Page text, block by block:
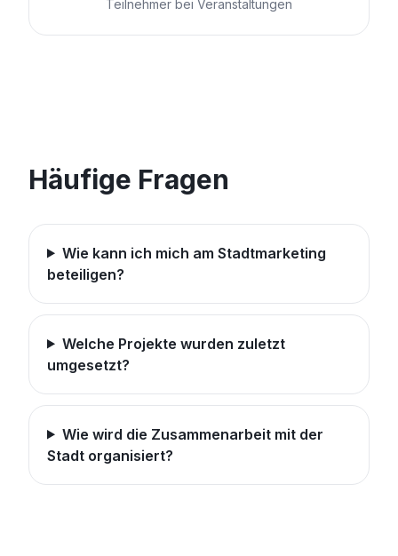
Teilnehmer bei Veranstaltungen
Häufige Fragen
Wie kann ich mich am Stadtmarketing
beteiligen?
Welche Projekte wurden zuletzt
umgesetzt?
Wie wird die Zusammenarbeit mit der
Stadt organisiert?